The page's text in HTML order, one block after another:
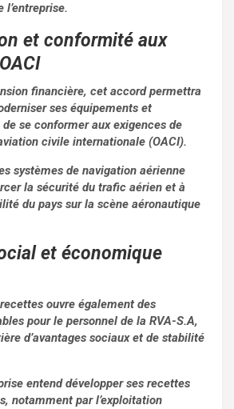
l’entreprise.
et conformité aux
financière, cet accord permettra
ses équipements et
se conformer aux exigences de
civile internationale (OACI).
systèmes de navigation aérienne
la sécurité du trafic aérien et à
du pays sur la scène aéronautique
et économique
ouvre également des
pour le personnel de la RVA-S.A,
d’avantages sociaux et de stabilité
entend développer ses recettes
notamment par l’exploitation